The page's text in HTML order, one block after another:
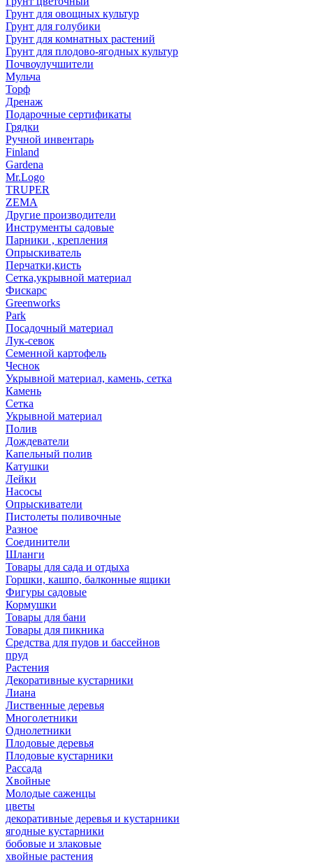
Грунт для овощных культур
Грунт для голубики
Грунт для комнатных растений
Грунт для плодово-ягодных культур
Почвоулучшители
Мульча
Торф
Дренаж
Подарочные сертификаты
Грядки
Ручной инвентарь
Finland
Gardena
Mr.Logo
TRUPER
ZEMA
Другие производители
Инструменты садовые
Парники , крепления
Опрыскиватель
Перчатки,кисть
Сетка,укрывной материал
Фискарс
Greenworks
Park
Посадочный материал
Лук-севок
Семенной картофель
Чеснок
Укрывной материал, камень, сетка
Камень
Сетка
Укрывной материал
Полив
Дождеватели
Капельный полив
Катушки
Лейки
Насосы
Опрыскиватели
Пистолеты поливочные
Разное
Соединители
Шланги
Товары для сада и отдыха
Горшки, кашпо, балконные ящики
Фигуры садовые
Кормушки
Товары для бани
Товары для пикника
Средства для пудов и бассейнов
пруд
Растения
Декоративные кустарники
Лиана
Лиственные деревья
Многолетники
Однолетники
Плодовые деревья
Плодовые кустарники
Рассада
Хвойные
Молодые саженцы
цветы
декоративные деревья и кустарники
ягодные кустарники
бобовые и злаковые
хвойные растения